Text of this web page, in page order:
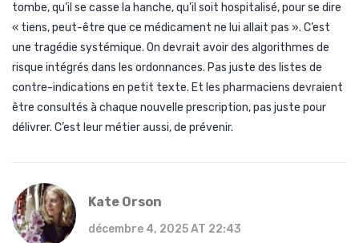
tombe, qu’il se casse la hanche, qu’il soit hospitalisé, pour se dire
« tiens, peut-être que ce médicament ne lui allait pas ». C’est
une tragédie systémique. On devrait avoir des algorithmes de
risque intégrés dans les ordonnances. Pas juste des listes de
contre-indications en petit texte. Et les pharmaciens devraient
être consultés à chaque nouvelle prescription, pas juste pour
délivrer. C’est leur métier aussi, de prévenir.
Kate Orson
décembre 4, 2025 AT 22:43